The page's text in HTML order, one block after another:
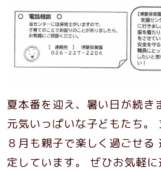
夏本番を迎え、暑い日が続き
元気いっぱいな子どもたち。
８月も親子で楽しく過ごせる
定しています。 ぜひお気軽